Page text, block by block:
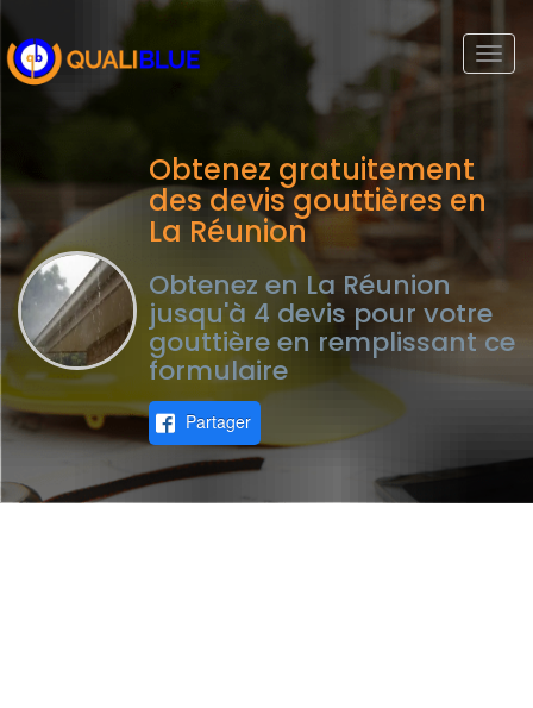
Obtenez gratuitement
des devis gouttières en
La Réunion
Obtenez en La Réunion
jusqu'à 4 devis pour votre
gouttière en remplissant ce
formulaire
Partager